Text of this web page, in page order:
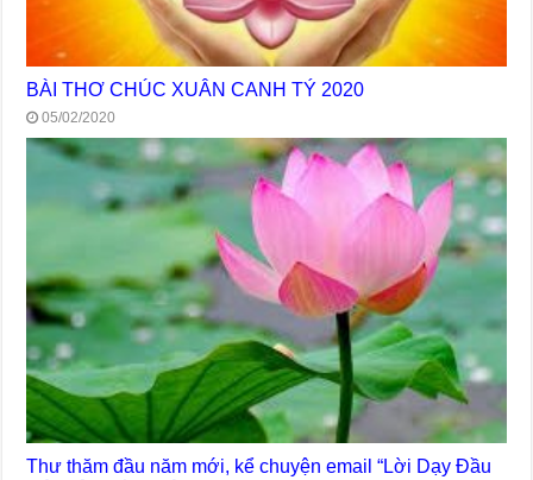
BÀI THƠ CHÚC XUÂN CANH TÝ 2020
05/02/2020
Thư thăm đầu năm mới, kể chuyện email “Lời Dạy Đầu